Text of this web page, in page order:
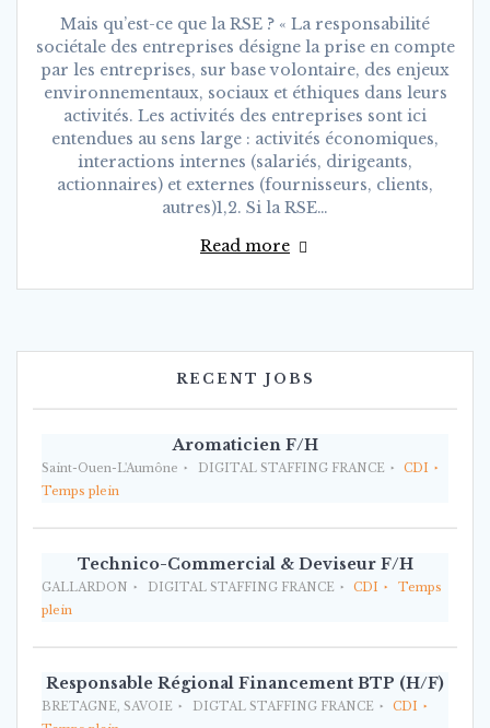
Mais qu’est-ce que la RSE ? « La responsabilité
sociétale des entreprises désigne la prise en compte
par les entreprises, sur base volontaire, des enjeux
environnementaux, sociaux et éthiques dans leurs
activités. Les activités des entreprises sont ici
entendues au sens large : activités économiques,
interactions internes (salariés, dirigeants,
actionnaires) et externes (fournisseurs, clients,
autres)1,2. Si la RSE…
Read more
RECENT JOBS
Aromaticien F/H
Saint-Ouen-L'Aumône DIGITAL STAFFING FRANCE
CDI
Temps plein
Technico-Commercial & Deviseur F/H
GALLARDON DIGITAL STAFFING FRANCE CDI
Temps
plein
Responsable Régional Financement BTP (H/F)
BRETAGNE, SAVOIE DIGTAL STAFFING FRANCE
CDI